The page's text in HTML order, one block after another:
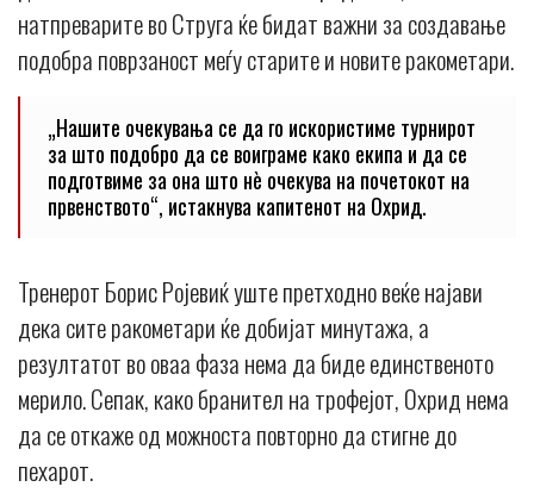
натпреварите во Струга ќе бидат важни за создавање
подобра поврзаност меѓу старите и новите ракометари.
„Нашите очекувања се да го искористиме турнирот
за што подобро да се воиграме како екипа и да се
подготвиме за она што нè очекува на почетокот на
првенството“, истакнува капитенот на Охрид.
Тренерот Борис Ројевиќ уште претходно веќе најави
дека сите ракометари ќе добијат минутажа, а
резултатот во оваа фаза нема да биде единственото
мерило. Сепак, како бранител на трофејот, Охрид нема
да се откаже од можноста повторно да стигне до
пехарот.